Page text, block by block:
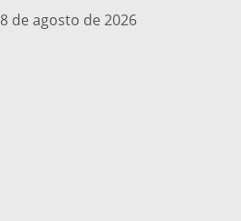
8 de agosto de 2026